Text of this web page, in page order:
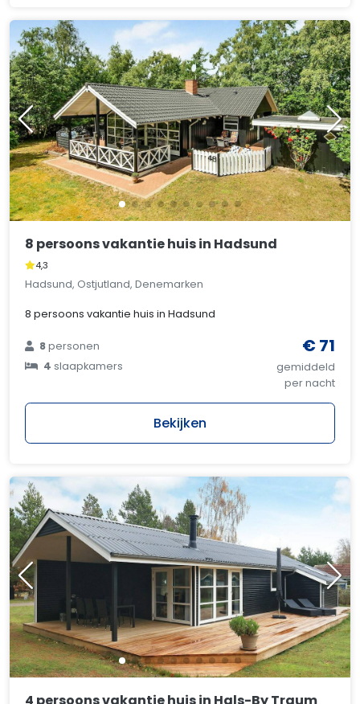
8 persoons vakantie huis in Hadsund
4,3
Hadsund, Ostjutland, Denemarken
8 persoons vakantie huis in Hadsund
8personen
4slaapkamers
€ 71
gemiddeld
per nacht
Bekijken